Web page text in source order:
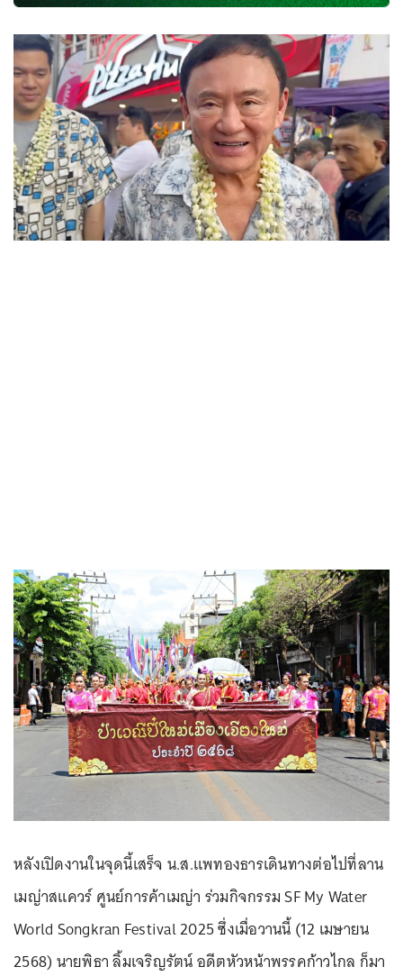
หลังเปิดงานในจุดนี้เสร็จ น.ส.แพทองธารเดินทางต่อไปที่ลาน
เมญ่าสแควร์ ศูนย์การค้าเมญ่า ร่วมกิจกรรม SF My Water
World Songkran Festival 2025 ซึ่งเมื่อวานนี้ (12 เมษายน
2568) นายพิธา ลิ้มเจริญรัตน์ อดีตหัวหน้าพรรคก้าวไกล ก็มา